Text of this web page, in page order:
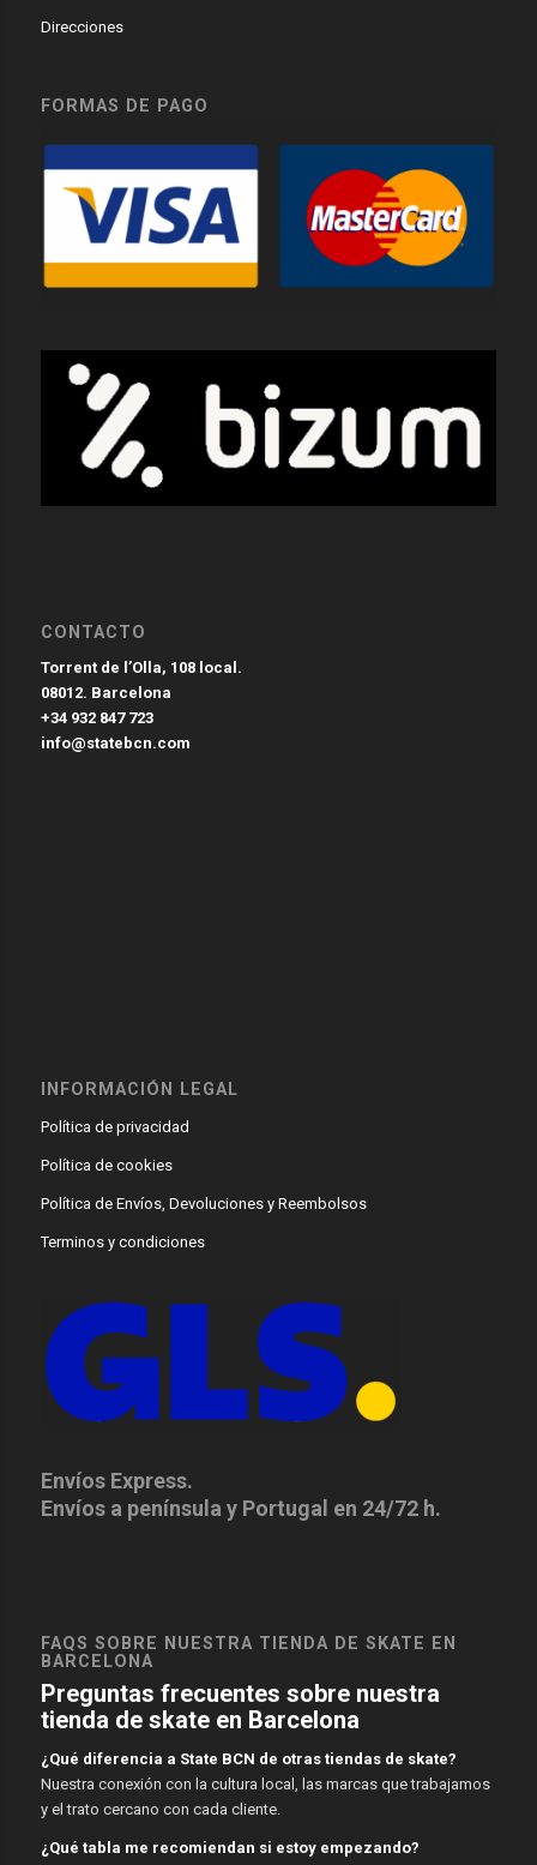
Direcciones
FORMAS DE PAGO
CONTACTO
Torrent de l’Olla, 108 local.
08012. Barcelona
+34 932 847 723
info@statebcn.com
INFORMACIÓN LEGAL
Política de privacidad
Política de cookies
Política de Envíos, Devoluciones y Reembolsos
Terminos y condiciones
Envíos Express.
Envíos a península y Portugal en 24/72 h.
FAQS SOBRE NUESTRA TIENDA DE SKATE EN
BARCELONA
Preguntas frecuentes sobre nuestra
tienda de skate en Barcelona
¿Qué diferencia a State BCN de otras tiendas de skate?
Nuestra conexión con la cultura local, las marcas que trabajamos
y el trato cercano con cada cliente.
¿Qué tabla me recomiendan si estoy empezando?